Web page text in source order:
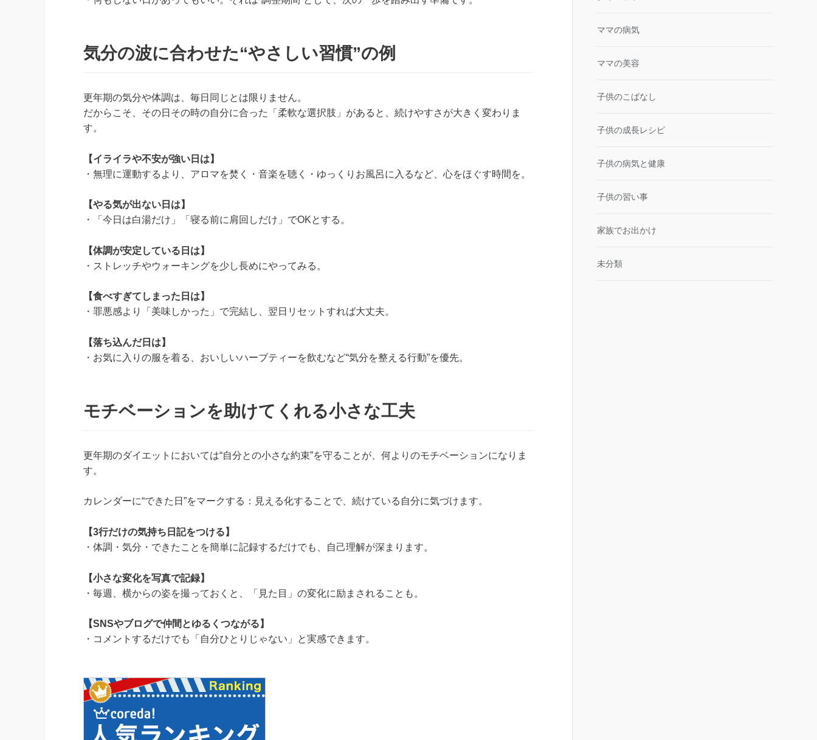
気分の波に合わせた“やさしい習慣”の例
更年期の気分や体調は、毎日同じとは限りません。
だからこそ、その日その時の自分に合った「柔軟な選択肢」があると、続けやすさが大きく変わりま
す。
【イライラや不安が強い日は】
・無理に運動するより、アロマを焚く・音楽を聴く・ゆっくりお風呂に入るなど、心をほぐす時間を。
【やる気が出ない日は】
・「今日は白湯だけ」「寝る前に肩回しだけ」でOKとする。
【体調が安定している日は】
・ストレッチやウォーキングを少し長めにやってみる。
【食べすぎてしまった日は】
・罪悪感より「美味しかった」で完結し、翌日リセットすれば大丈夫。
【落ち込んだ日は】
・お気に入りの服を着る、おいしいハーブティーを飲むなど“気分を整える行動”を優先。
モチベーションを助けてくれる小さな工夫
更年期のダイエットにおいては“自分との小さな約束”を守ることが、何よりのモチベーションになりま
す。
カレンダーに“できた日”をマークする：見える化することで、続けている自分に気づけます。
【3行だけの気持ち日記をつける】
・体調・気分・できたことを簡単に記録するだけでも、自己理解が深まります。
【小さな変化を写真で記録】
・毎週、横からの姿を撮っておくと、「見た目」の変化に励まされることも。
【SNSやブログで仲間とゆるくつながる】
・コメントするだけでも「自分ひとりじゃない」と実感できます。
ママの病気
ママの美容
子供のこばなし
子供の成長レシピ
子供の病気と健康
子供の習い事
家族でお出かけ
未分類